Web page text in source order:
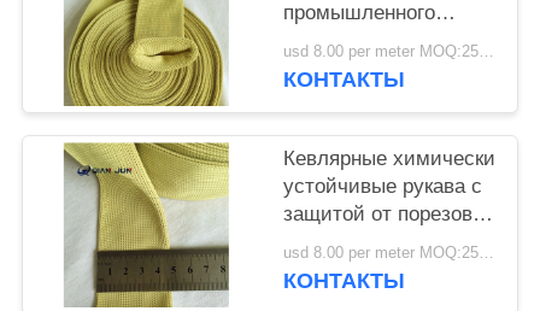
промышленного
использования
usd 8.00 per meter MOQ:25 метров.
КОНТАКТЫ
Кевлярные химически
устойчивые рукава с
защитой от порезов
уровня 4
usd 8.00 per meter MOQ:25 метров.
КОНТАКТЫ